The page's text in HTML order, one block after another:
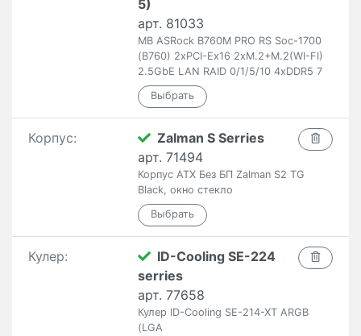
5)
арт. 81033
MB ASRock B760M PRO RS Soc-1700
(B760) 2xPCI-Ex16 2xM.2+M.2(WI-FI)
2.5GbE LAN RAID 0/1/5/10 4xDDR5 7
Корпус:
Zalman S Serries
арт. 71494
Корпус ATX Без БП Zalman S2 TG
Black, окно стекло
Кулер:
ID-Cooling SE-224
serries
арт. 77658
Кулер ID-Cooling SE-214-XT ARGB
(LGA